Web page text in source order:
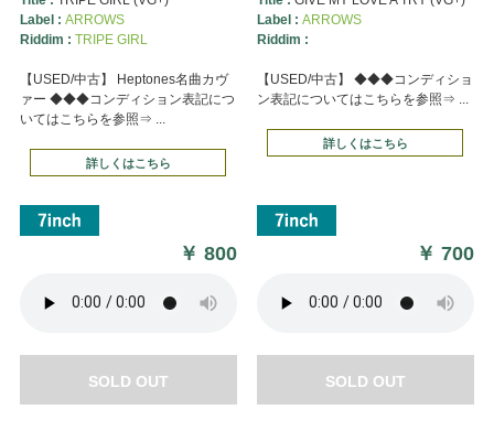
Label : ARROWS
Riddim : TRIPE GIRL
【USED/中古】 Heptones名曲カヴ
ァー ◆◆◆コンディション表記につ
いてはこちらを参照⇒ ...
詳しくはこちら
￥800
SOLD OUT
Label : ARROWS
Riddim :
【USED/中古】 ◆◆◆コンディショ
ン表記についてはこちらを参照⇒ ...
詳しくはこちら
￥700
SOLD OUT